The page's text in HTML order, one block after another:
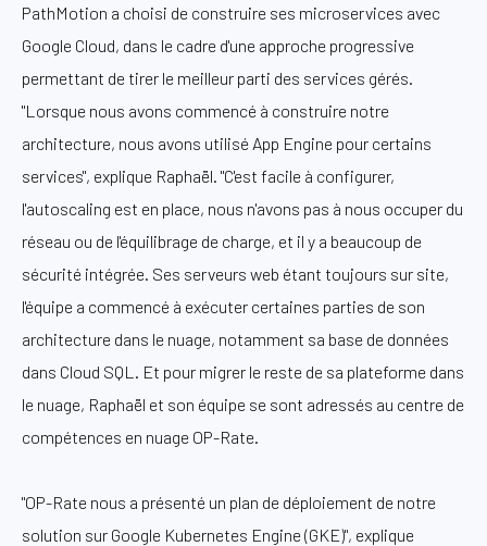
PathMotion a choisi de construire ses microservices avec
Google Cloud, dans le cadre d'une approche progressive
permettant de tirer le meilleur parti des services gérés.
"Lorsque nous avons commencé à construire notre
architecture, nous avons utilisé App Engine pour certains
services", explique Raphaël. "C'est facile à configurer,
l'autoscaling est en place, nous n'avons pas à nous occuper du
réseau ou de l'équilibrage de charge, et il y a beaucoup de
sécurité intégrée. Ses serveurs web étant toujours sur site,
l'équipe a commencé à exécuter certaines parties de son
architecture dans le nuage, notamment sa base de données
dans Cloud SQL. Et pour migrer le reste de sa plateforme dans
le nuage, Raphaël et son équipe se sont adressés au centre de
compétences en nuage OP-Rate.
"OP-Rate nous a présenté un plan de déploiement de notre
solution sur Google Kubernetes Engine (GKE)", explique